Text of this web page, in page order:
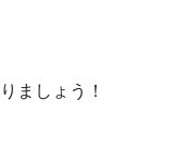
ましょう！